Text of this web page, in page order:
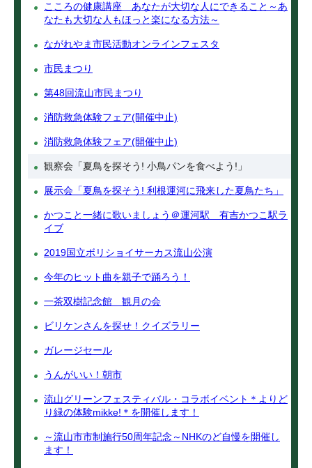
こころの健康講座 あなたが大切な人にできること～あ
なたも大切な人もほっと楽になる方法～
ながれやま市民活動オンラインフェスタ
市民まつり
第48回流山市民まつり
消防救急体験フェア(開催中止)
消防救急体験フェア(開催中止)
観察会「夏鳥を探そう! 小鳥パンを食べよう!」
展示会「夏鳥を探そう! 利根運河に飛来した夏鳥たち」
かつこと一緒に歌いましょう＠運河駅 有吉かつこ駅ラ
イブ
2019国立ボリショイサーカス流山公演
今年のヒット曲を親子で踊ろう！
一茶双樹記念館 観月の会
ビリケンさんを探せ！クイズラリー
ガレージセール
うんがいい！朝市
流山グリーンフェスティバル・コラボイベント＊よりど
り緑の体験mikke!＊を開催します！
～流山市市制施行50周年記念～NHKのど自慢を開催し
ます！